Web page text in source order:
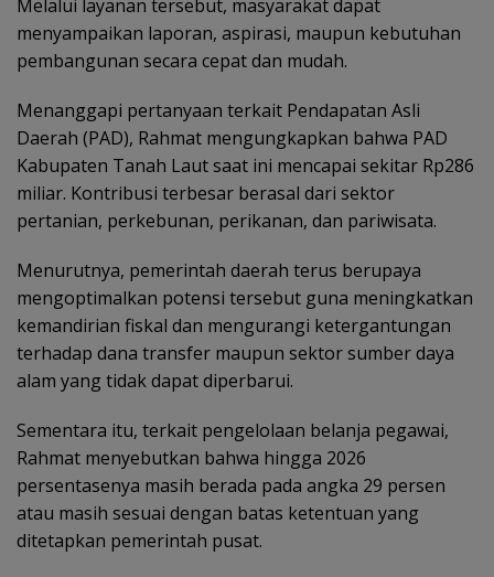
Melalui layanan tersebut, masyarakat dapat
menyampaikan laporan, aspirasi, maupun kebutuhan
pembangunan secara cepat dan mudah.
Menanggapi pertanyaan terkait Pendapatan Asli
Daerah (PAD), Rahmat mengungkapkan bahwa PAD
Kabupaten Tanah Laut saat ini mencapai sekitar Rp286
miliar. Kontribusi terbesar berasal dari sektor
pertanian, perkebunan, perikanan, dan pariwisata.
Menurutnya, pemerintah daerah terus berupaya
mengoptimalkan potensi tersebut guna meningkatkan
kemandirian fiskal dan mengurangi ketergantungan
terhadap dana transfer maupun sektor sumber daya
alam yang tidak dapat diperbarui.
Sementara itu, terkait pengelolaan belanja pegawai,
Rahmat menyebutkan bahwa hingga 2026
persentasenya masih berada pada angka 29 persen
atau masih sesuai dengan batas ketentuan yang
ditetapkan pemerintah pusat.